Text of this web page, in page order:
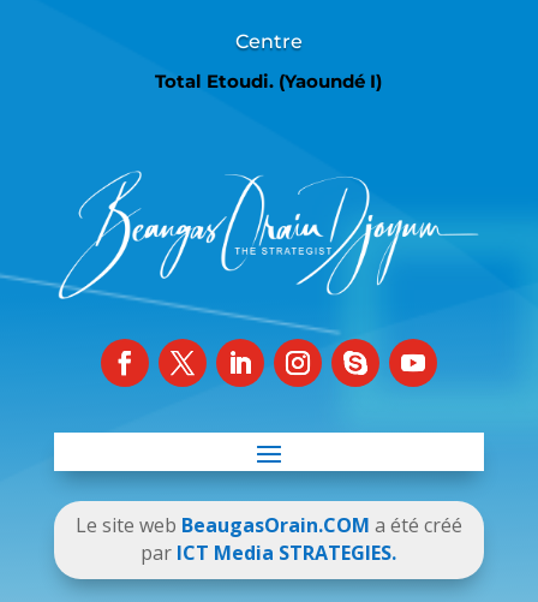
Centre
Total Etoudi. (Yaoundé I)
Le site web BeaugasOrain.COM a été créé
par ICT Media STRATEGIES.